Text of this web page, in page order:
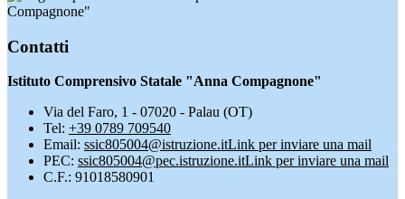
Compagnone"
Contatti
Istituto Comprensivo Statale "Anna Compagnone"
Via del Faro, 1 - 07020 - Palau (OT)
Tel: +39 0789 709540
Email: ssic805004@istruzione.itLink per inviare una mail
PEC: ssic805004@pec.istruzione.itLink per inviare una mail
C.F.: 91018580901